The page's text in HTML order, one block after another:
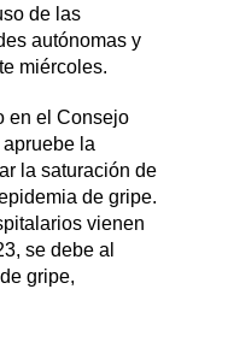
de las
autónomas y
miércoles.
en el Consejo
apruebe la
la saturación de
de gripe.
vienen
se debe al
gripe,